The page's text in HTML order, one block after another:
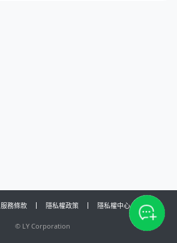
服務條款 隱私權政策 隱私權中心
© LY Corporation